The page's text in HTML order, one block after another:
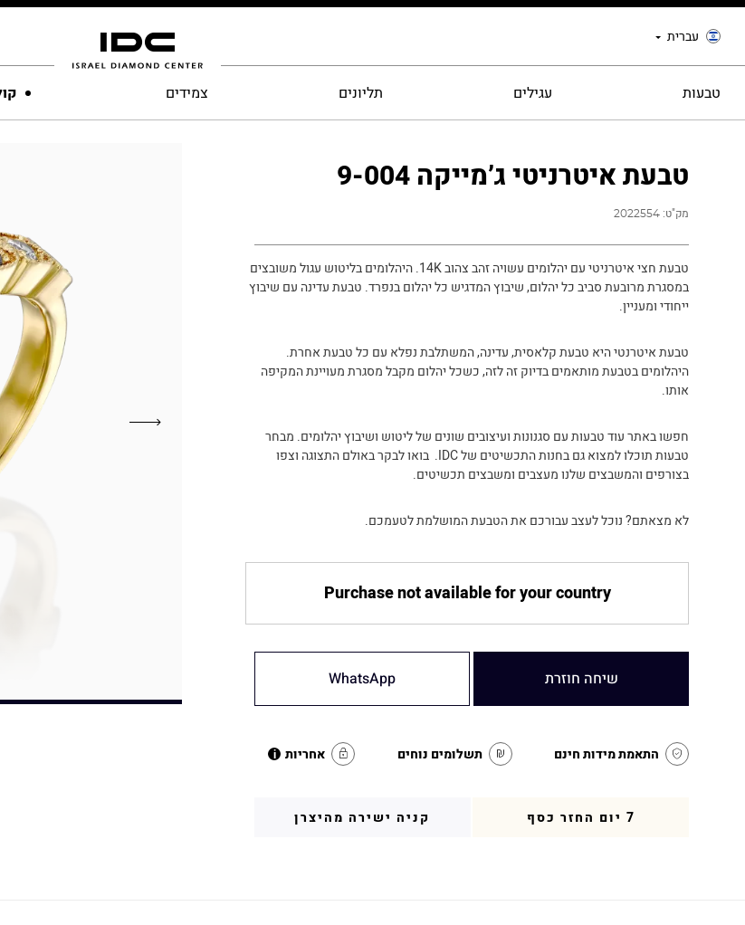
עברית
טבעות עגילים תליונים צמידים
טבעת איטרניטי ג’מייקה 9-004
מק"ט: 2022554
טבעת חצי איטרניטי עם יהלומים עשויה זהב צהוב 14K. היהלומים בליטוש עגול משובצים
במסגרת מרובעת סביב כל יהלום, שיבוץ המדגיש כל יהלום בנפרד. טבעת עדינה עם שיבוץ
ייחודי ומעניין.
טבעת איטרנטי היא טבעת קלאסית, עדינה, המשתלבת נפלא עם כל טבעת אחרת.
היהלומים בטבעת מותאמים בדיוק זה לזה, כשכל יהלום מקבל מסגרת מעויינת המקיפה
אותו.
חפשו באתר עוד טבעות עם סגנונות ועיצובים שונים של ליטוש ושיבוץ יהלומים. מבחר
טבעות תוכלו למצוא גם בחנות התכשיטים של IDC. בואו לבקר באולם התצוגה וצפו
בצורפים והמשבצים שלנו מעצבים ומשבצים תכשיטים.
לא מצאתם? נוכל לעצב עבורכם את הטבעת המושלמת לטעמכם.
Purchase not available for your country
שיחה חוזרת WhatsApp
התאמת מידות חינם תשלומים נוחים אחריות i
7 יום החזר כסף קניה ישירה מהיצרן